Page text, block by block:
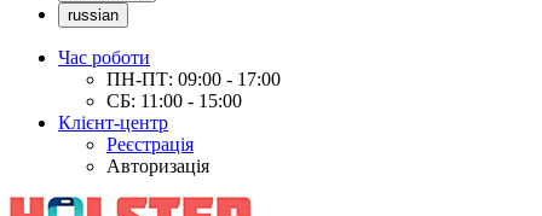
russian
Час роботи
ПН-ПТ: 09:00 - 17:00
СБ: 11:00 - 15:00
Клієнт-центр
Реєстрація
Авторизація